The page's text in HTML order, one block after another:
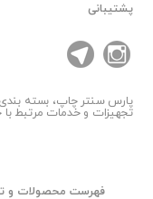
پشتیبانی
پارس سنترچاپ، بسته
تجهیزات و خدمات مرتبط
فهرست محصولات و